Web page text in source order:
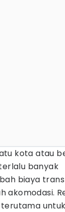
kota atau
banyak
biaya
akomodasi.